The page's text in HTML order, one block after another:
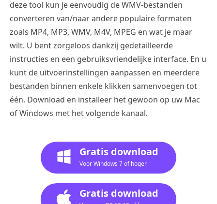
deze tool kun je eenvoudig de WMV-bestanden
converteren van/naar andere populaire formaten
zoals MP4, MP3, WMV, M4V, MPEG en wat je maar
wilt. U bent zorgeloos dankzij gedetailleerde
instructies en een gebruiksvriendelijke interface. En u
kunt de uitvoerinstellingen aanpassen en meerdere
bestanden binnen enkele klikken samenvoegen tot
één. Download en installeer het gewoon op uw Mac
of Windows met het volgende kanaal.
Gratis download
Voor Windows 7 of hoger
Gratis download